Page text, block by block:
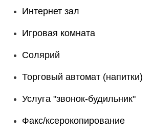
Интернет зал
Игровая комната
Солярий
Торговый автомат (напитки)
Услуга "звонок-будильник"
Факс/ксерокопирование